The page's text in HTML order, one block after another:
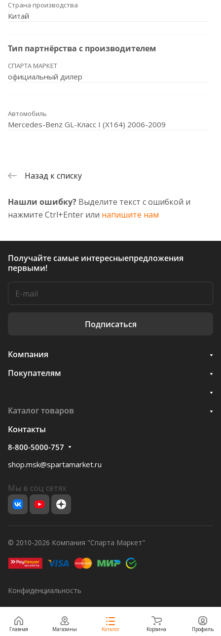
Страна производства
Китай
Тип партнёрства с производителем
СПАРТА МАРКЕТ
официальный дилер
Автомобиль
Mercedes-Benz GL-Класс I (X164) 2006-2009
Назад к списку
Нашли ошибку? Выделите текст с ошибкой и
нажмите Ctrl+Enter или напишите нам
Получайте самые интересныепредложения
первыми!
Подписаться
Компания
Покупателям
Каталог товаров
Контакты
8-800-5000-757
shop.msk@spartamarket.ru
Мы в соц сетях
© 2010-2026 Компания "Спарта Маркет"
Конфиденциальность
Главная Магазины Каталог Корзина Профиль